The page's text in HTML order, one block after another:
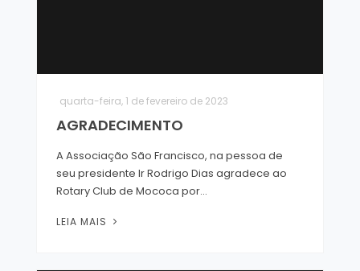
quarta-feira, 1 de fevereiro de 2023
AGRADECIMENTO
A Associação São Francisco, na pessoa de
seu presidente Ir Rodrigo Dias agradece ao
Rotary Club de Mococa por...
LEIA MAIS